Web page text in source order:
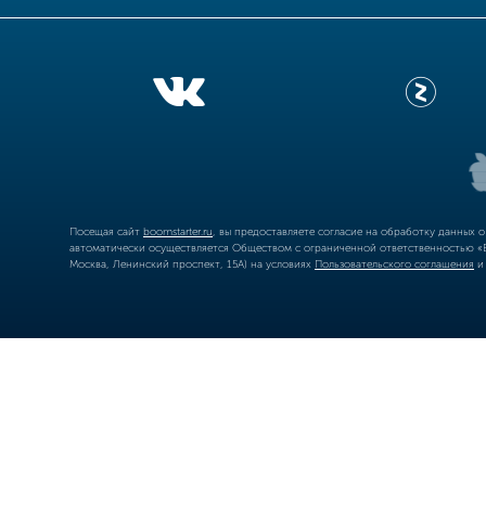
Посещая сайт boomstarter.ru , вы предоставляете согласие на обработку
автоматически осуществляется Обществом с ограниченной
Москва, Ленинский проспект, 15А) на условиях Пользовательского соглашения и